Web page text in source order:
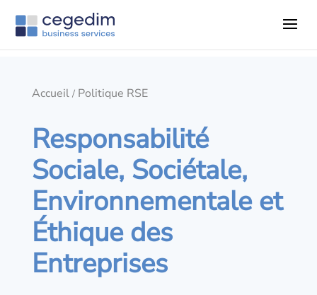
Accueil/ Politique RSE
Responsabilité
Sociale, Sociétale,
Environnementale et
Éthique des
Entreprises